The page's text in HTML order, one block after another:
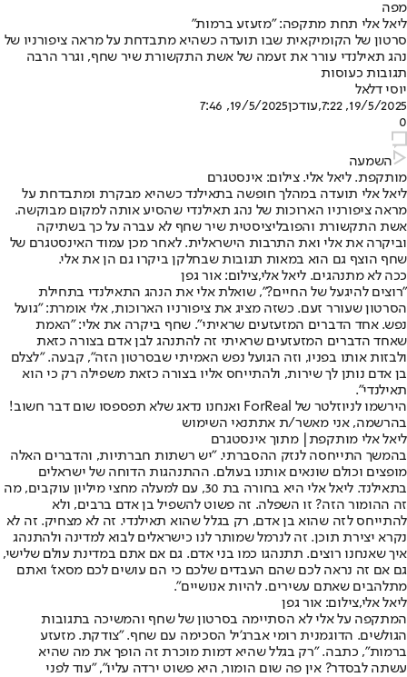
מפה
ליאל אלי תחת מתקפה: "מזעזע ברמות"
סרטון של הקומיקאית שבו תועדה כשהיא מתבדחת על מראה ציפורניו של
נהג תאילנדי עורר את זעמה של אשת התקשורת שיר שחף, וגרר הרבה
תגובות כעוסות
יוסי דלאל
19/5/2025, 7:22
,עודכן19/5/2025, 7:46
0
השמעה
מותקפת. ליאל אלי. צילום: אינסטגרם
ליאל אלי תועדה במהלך חופשה בתאילנד כשהיא מבקרת ומתבדחת על
מראה ציפורניו הארוכות של נהג תאילנדי שהסיע אותה למקום מבוקשה.
אשת התקשורת והפובליציסטית שיר שחף לא עברה על כך בשתיקה
וביקרה את אלי ואת התרבות הישראלית. לאחר מכן עמוד האינסטגרם של
שחף הוצף גם הוא במאות תגובות שבחלקן ביקרו גם הן את אלי.
ככה לא מתנהגים. ליאל אלי,צילום: אור גפן
"רוצים להיגעל של החיים?", שואלת אלי את הנהג התאילנדי בתחילת
הסרטון שעורר זעם. כשזה מציג את ציפורניו הארוכות, אלי אומרת: "גועל
נפש. אחד הדברים המזעזעים שראיתי". שחף ביקרה את אלי: "האמת
שאחד הדברים המזעזעים שראיתי זה להתנהג לבן אדם בצורה כזאת
ולבזות אותו בפניו, וזה הגועל נפש האמיתי שבסרטון הזה", קבעה. "לצלם
בן אדם נותן לך שירות, ולהתייחס אליו בצורה כזאת משפילה רק כי הוא
תאילנדי".
הירשמו לניוזלטר של ForReal ואנחנו נדאג שלא תפספסו שום דבר חשוב!
בהרשמה, אני מאשר/ת אתתנאי השימוש
ליאל אלי מותקפת| מתוך אינסטגרם
בהמשך התייחסה לנזק ההסברתי. "יש רשתות חברתיות, והדברים האלה
מופצים וכולם שונאים אותנו בעולם. ההתנהגות הדוחה של ישראלים
בתאילנד. ליאל אלי היא בחורה בת 30, עם למעלה מחצי מיליון עוקבים, מה
זה ההומור הזה? זו השפלה. זה פשוט להשפיל בן אדם ברבים, ולא
להתייחס לזה שהוא בן אדם, רק בגלל שהוא תאילנדי. זה לא מצחיק. זה לא
נקרא יצירת תוכן. זה לנרמל שמותר לנו כישראלים לבוא למדינה ולהתנהג
איך שאנחנו רוצים. תתנהגו כמו בני אדם. גם אם אתם במדינת עולם שלישי,
גם אם זה נראה לכם שהם העבדים שלכם כי הם עושים לכם מסאז' ואתם
מתלהבים שאתם עשירים. להיות אנושיים".
ליאל אלי,צילום: אור גפן
המתקפה על אלי לא הסתיימה בסרטון של שחף והמשיכה בתגובות
הגולשים. הדוגמנית רומי אברג'יל הסכימה עם שחף. "צודקת. מזעזע
ברמות", כתבה. "רק בגלל שהיא דמות מוכרת זה הופך את מה שהיא
עשתה לבסדר? אין פה שום הומור, היא פשוט ירדה עליו", "עוד לפני